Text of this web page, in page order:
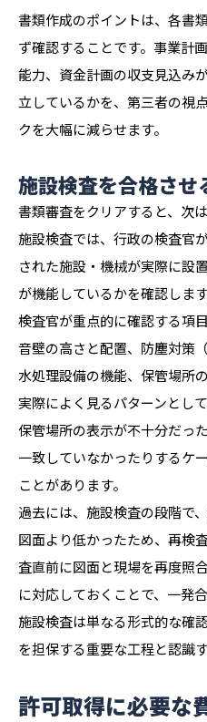
書類作成のポイントは、各書
ず確認することです。事業計
能力、資金計画の収支見込み
立しているかを、第三者の視
クを大幅に減らせます。
施設検査を合格させ
書類審査をクリアすると、次
施設検査では、行政の検査官
された施設・機械が実際に設
が機能しているかを確認します
検査官が重点的に確認する項
音壁の高さと配置、防塵対策
水処理設備の機能、保管場所
実際によく見るパターンとし
保管場所の表示が不十分だっ
一致していなかったりするケ
ことがあります。
過去には、施設検査の段階で
図面より低かったため、再検
査直前に図面と現場を再度照
に対応しておくことで、一発
施設検査は単なる形式的な確
を担保する重要な工程と認識
許可取得に必要な